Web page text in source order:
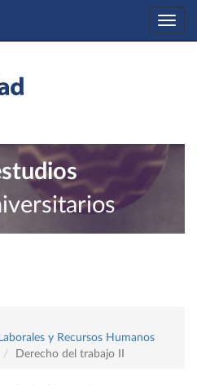
y Recursos Humanos
Derecho del trabajo II